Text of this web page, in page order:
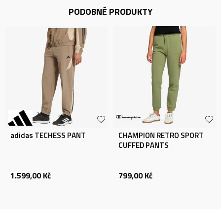
PODOBNÉ PRODUKTY
adidas TECHESS PANT
1.599,00 Kč
CHAMPION RETRO SPORT
CUFFED PANTS
799,00 Kč